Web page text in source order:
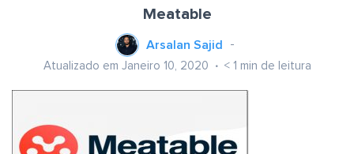
Meatable
Arsalan Sajid
Atualizado em Janeiro 10, 2020 < 1 min de leitura